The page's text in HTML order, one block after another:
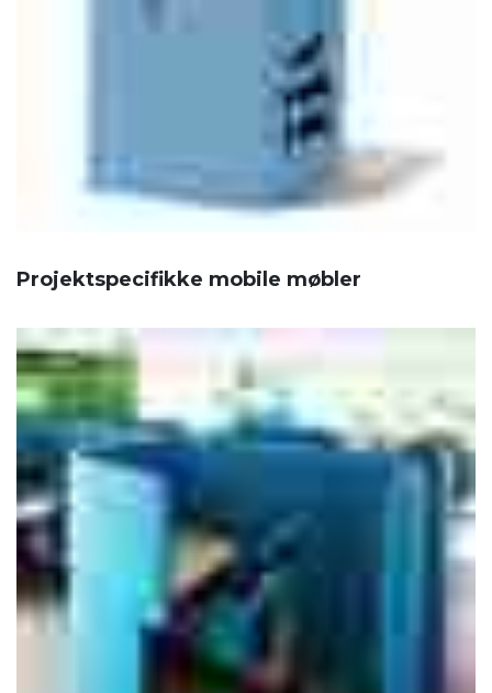
Projektspecifikke mobile møbler